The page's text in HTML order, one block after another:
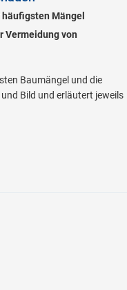
Mängel
Vermeidung von
Baumängel und die
Bild und erläutert jeweils